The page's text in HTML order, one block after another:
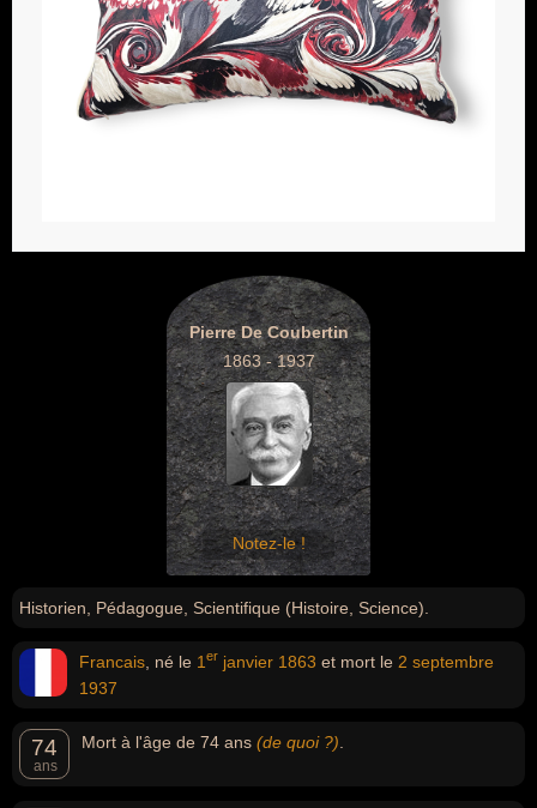
Pierre De Coubertin
1863 - 1937
Notez-le !
Historien, Pédagogue, Scientifique (Histoire, Science).
Francais , né le 1 er janvier 1863 et mort le 2 septembre
1937
74
ans
Mort à l'âge de 74 ans (de quoi ?)